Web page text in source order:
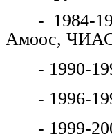
- 1984-
Амоос,
- 1990-
- 1996-
- 1999-